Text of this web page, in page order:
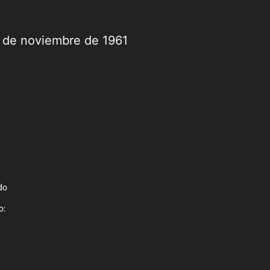
noviembre de 1961